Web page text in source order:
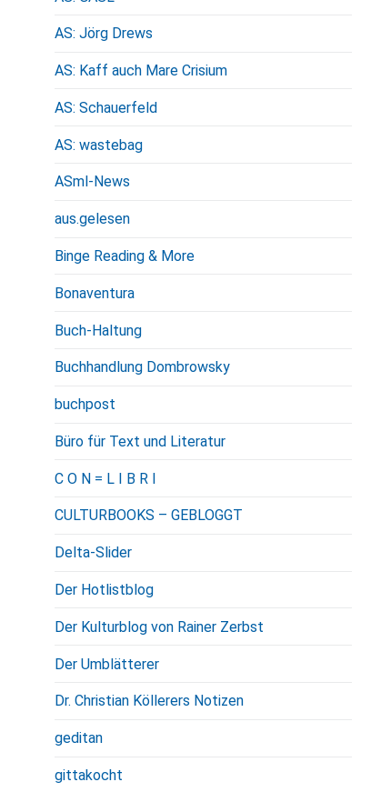
AS: Jörg Drews
AS: Kaff auch Mare Crisium
AS: Schauerfeld
AS: wastebag
ASml-News
aus.gelesen
Binge Reading & More
Bonaventura
Buch-Haltung
Buchhandlung Dombrowsky
buchpost
Büro für Text und Literatur
C O N = L I B R I
CULTURBOOKS – GEBLOGGT
Delta-Slider
Der Hotlistblog
Der Kulturblog von Rainer Zerbst
Der Umblätterer
Dr. Christian Köllerers Notizen
geditan
gittakocht